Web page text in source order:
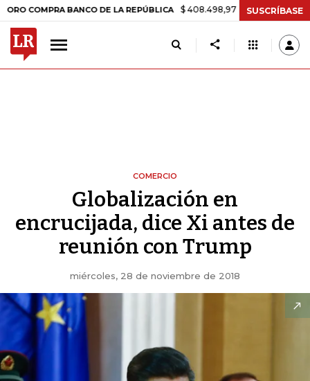
BANCO DE LA REPÚBLICA $ 408.498,97 +$ 8.753,81 +2,19%
SUSCRÍBASE
COMERCIO
Globalización en
encrucijada, dice Xi antes de
reunión con Trump
miércoles, 28 de noviembre de 2018